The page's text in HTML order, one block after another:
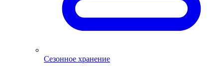
Сезонное хранение